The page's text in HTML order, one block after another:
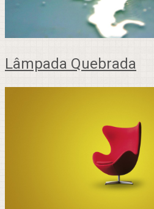
Lâmpada Quebrada